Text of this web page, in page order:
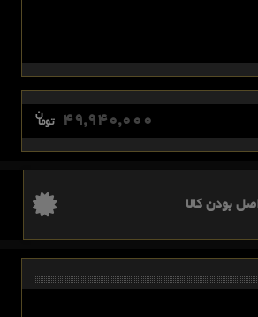
توما
ن 49,940,000
بودن کالا